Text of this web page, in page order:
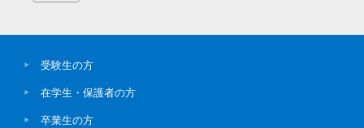
受験生の方
在学生・保護者の方
卒業生の方